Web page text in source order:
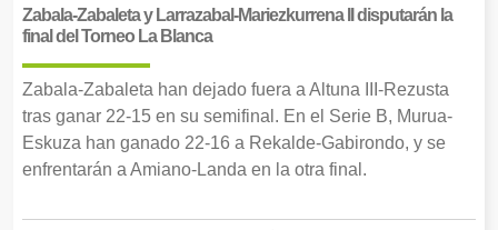
Zabala-Zabaleta y Larrazabal-Mariezkurrena II disputarán la
final del Torneo La Blanca
Zabala-Zabaleta han dejado fuera a Altuna III-Rezusta
tras ganar 22-15 en su semifinal. En el Serie B, Murua-
Eskuza han ganado 22-16 a Rekalde-Gabirondo, y se
enfrentarán a Amiano-Landa en la otra final.